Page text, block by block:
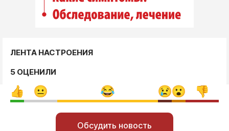
ЛЕНТА НАСТРОЕНИЯ
5 ОЦЕНИЛИ
Обсудить новость